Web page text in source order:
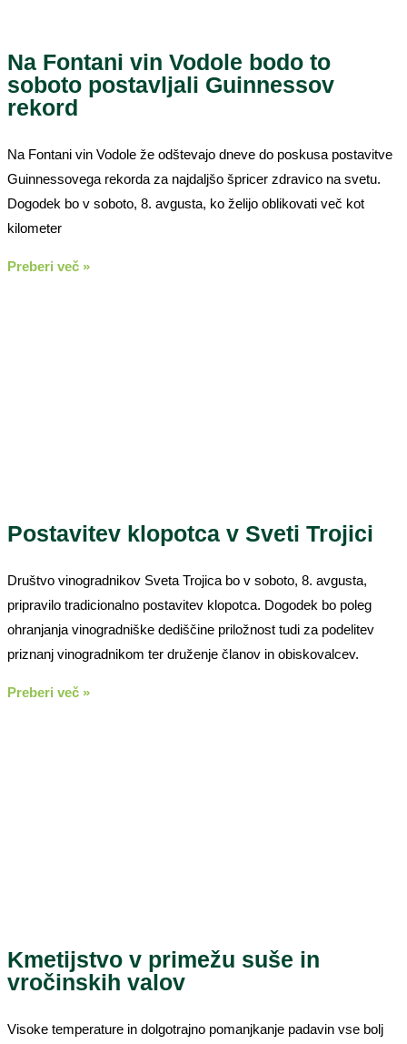
Na Fontani vin Vodole bodo to
soboto postavljali Guinnessov
rekord
Na Fontani vin Vodole že odštevajo dneve do poskusa postavitve
Guinnessovega rekorda za najdaljšo špricer zdravico na svetu.
Dogodek bo v soboto, 8. avgusta, ko želijo oblikovati več kot
kilometer
Preberi več »
Postavitev klopotca v Sveti Trojici
Društvo vinogradnikov Sveta Trojica bo v soboto, 8. avgusta,
pripravilo tradicionalno postavitev klopotca. Dogodek bo poleg
ohranjanja vinogradniške dediščine priložnost tudi za podelitev
priznanj vinogradnikom ter druženje članov in obiskovalcev.
Preberi več »
Kmetijstvo v primežu suše in
vročinskih valov
Visoke temperature in dolgotrajno pomanjkanje padavin vse bolj